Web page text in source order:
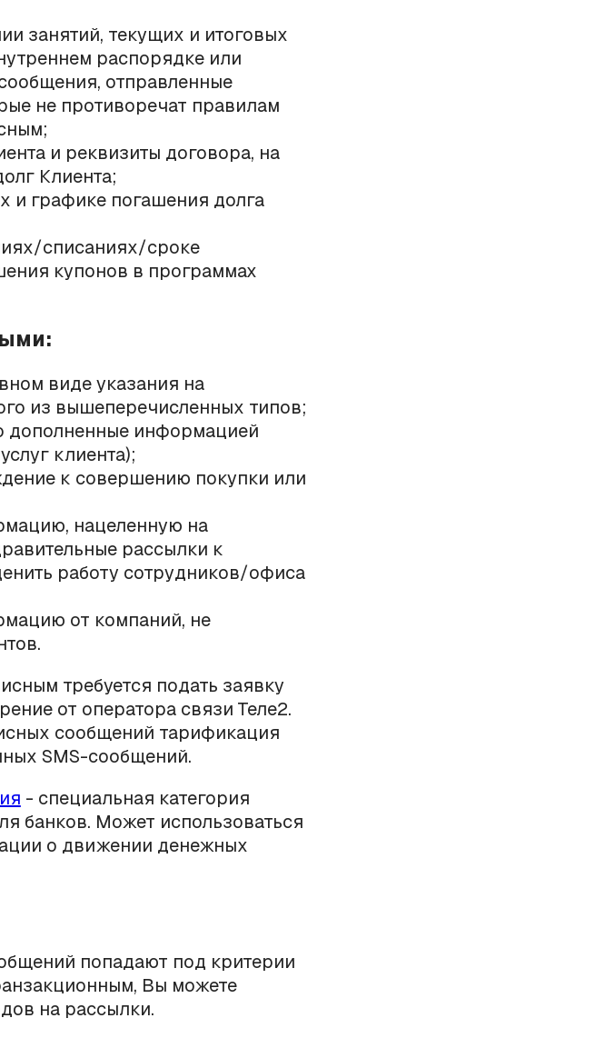
занятий, текущих и итоговых
распорядке или
отправленные
не противоречат правилам
и реквизиты договора, на
Клиента;
и графике погашения долга
списаниях/сроке
купонов в программах
виде указания на
из вышеперечисленных типов;
дополненные информацией
клиента);
к совершению покупки или
нацеленную на
рассылки к
работу сотрудников/офиса
от компаний, не
требуется подать заявку
от оператора связи Теле2.
сообщений тарификация
SMS-сообщений.
- специальная категория
банков. Может использоваться
о движении денежных
попадают под критерии
Вы можете
на рассылки.